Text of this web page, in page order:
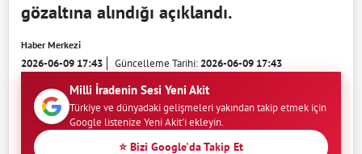
gözaltına alındığı açıklandı.
Haber Merkezi
2026-06-09 17:43 Güncelleme Tarihi:2026-06-09 17:43
Milli İradenin Sesi Yeni Akit
Türkiye ve dünyadaki gelişmeleri yakından takip etmek için
Google listenize Yeni Akit'i ekleyin.
⭐ Bizi Google'da Takip Et